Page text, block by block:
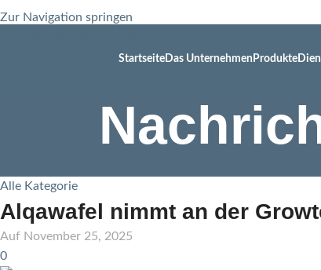
Zur Navigation springen
Startseite Das Unternehmen Produkte
Alle Kategorie
Alqawafel nimmt an der
Auf November 25, 2025
0